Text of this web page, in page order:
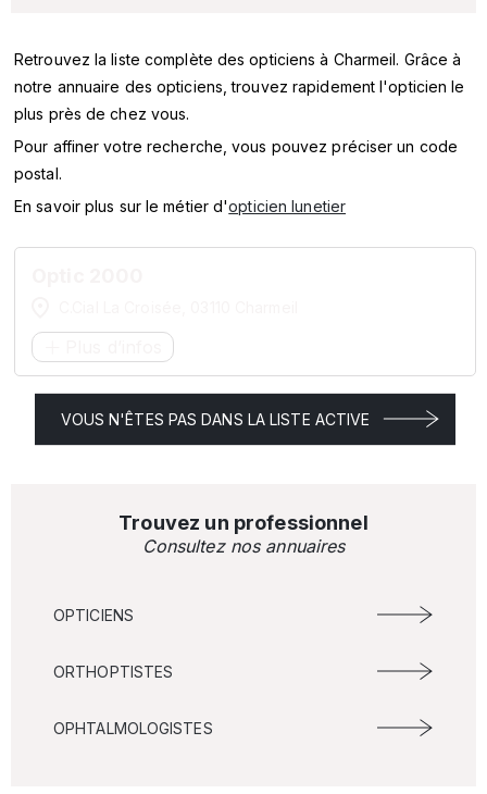
Oui
SERVICES
MARQUES
Retrouvez la liste complète des opticiens à Charmeil. Grâce à
notre annuaire des opticiens, trouvez rapidement l'opticien le
plus près de chez vous.
Pour affiner votre recherche, vous pouvez préciser un code
postal.
En savoir plus sur le métier d'opticien lunetier
VOUS N'ÊTES PAS DANS LA LISTE ACTIVE
Trouvez un professionnel
Consultez nos annuaires
OPTICIENS
ORTHOPTISTES
OPHTALMOLOGISTES